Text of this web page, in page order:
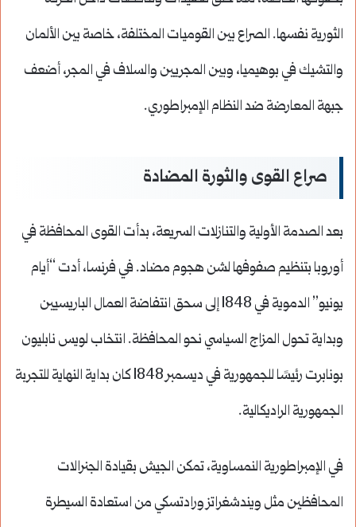
الثورية نفسها. الصراع بين القوميات المختلفة، خاصة بين الألمان
والتشيك في بوهيميا، وبين المجريين والسلاف في المجر، أضعف
جبهة المعارضة ضد النظام الإمبراطوري.
صراع القوى والثورة المضادة
بعد الصدمة الأولية والتنازلات السريعة، بدأت القوى المحافظة في
أوروبا بتنظيم صفوفها لشن هجوم مضاد. في فرنسا، أدت “أيام
يونيو” الدموية في 1848 إلى سحق انتفاضة العمال الباريسيين
وبداية تحول المزاج السياسي نحو المحافظة. انتخاب لويس نابليون
بونابرت رئيسًا للجمهورية في ديسمبر 1848 كان بداية النهاية للتجربة
الجمهورية الراديكالية.
في الإمبراطورية النمساوية، تمكن الجيش بقيادة الجنرالات
المحافظين مثل ويندشغراتز ورادتسكي من استعادة السيطرة